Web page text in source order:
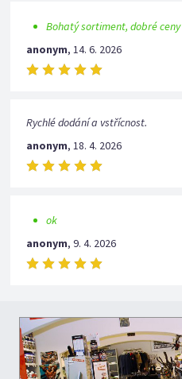
Bohatý sortiment, dobré ceny
anonym,14. 6. 2026
Rychlé dodání a vstřícnost.
anonym,18. 4. 2026
ok
anonym,9. 4. 2026